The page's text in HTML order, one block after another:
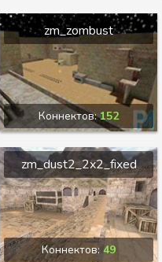
Коннектов:152
zm_zombust
Коннектов:49
zm_dust2_2x2_fixed